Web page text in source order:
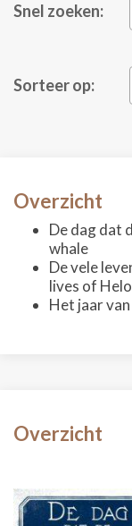
Snel zoeken:
Sorteer op:
Overzicht
De dag dat
whale
De vele
lives of
Het jaar
Overzicht